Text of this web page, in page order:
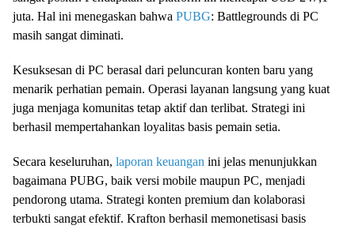
juta. Hal ini menegaskan bahwa PUBG: Battlegrounds di PC
masih sangat diminati.
Kesuksesan di PC berasal dari peluncuran konten baru yang
menarik perhatian pemain. Operasi layanan langsung yang kuat
juga menjaga komunitas tetap aktif dan terlibat. Strategi ini
berhasil mempertahankan loyalitas basis pemain setia.
Secara keseluruhan, laporan keuangan ini jelas menunjukkan
bagaimana PUBG, baik versi mobile maupun PC, menjadi
pendorong utama. Strategi konten premium dan kolaborasi
terbukti sangat efektif. Krafton berhasil memonetisasi basis